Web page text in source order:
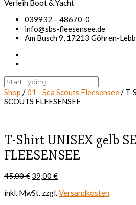
039932 – 48670-0
info@sbs-fleesensee.de
Am Busch 9, 17213 Göhren-
Shop /01 - Sea Scouts Fleesensee/ T-
SCOUTS FLEESENSEE
T-Shirt UNISEX gelb
FLEESENSEE
45,00€ Ursprünglicher
war:
39,00 €Aktueller
ist:
inkl. MwSt. zzgl.Versandkosten